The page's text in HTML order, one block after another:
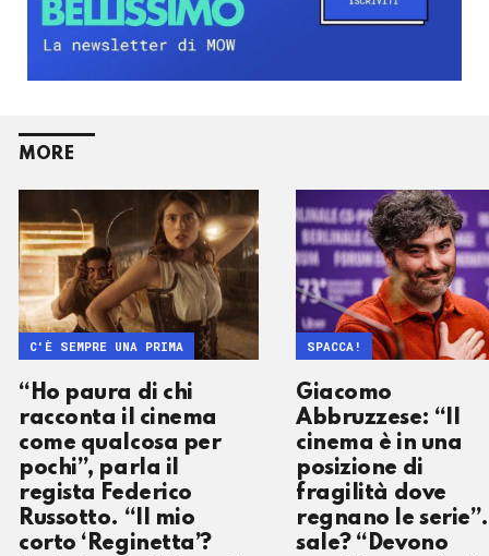
MORE
“Ho paura di chi
racconta il cinema
come qualcosa per
pochi”, parla il
regista Federico
Russotto. “Il mio
corto ‘Reginetta’?
C'È SEMPRE UNA PRIMA
Giacomo
Abbruzzese: “Il
cinema è in una
posizione di
fragilità dove
regnano le
sale? “Devono
SPACCA!